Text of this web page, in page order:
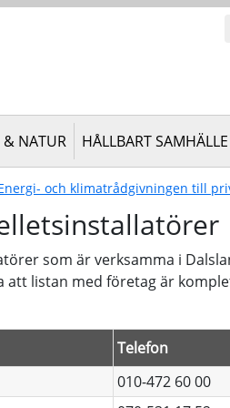
& NATUR HÅLLBART SAMHÄLLE
och klimatrådgivningen till
som är verksamma i
att listan med företag är
Telefon
010-472 60 00